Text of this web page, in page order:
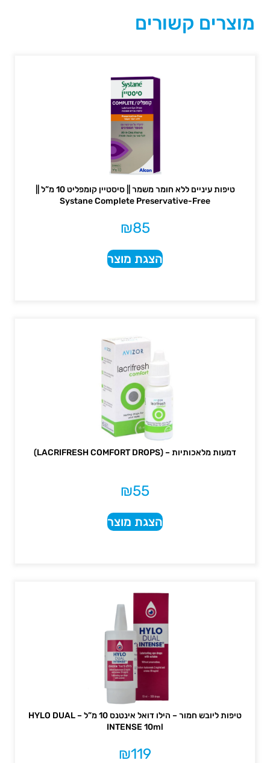
מוצרים קשורים
טיפות עיניים ללא חומר משמר || סיסטיין קומפליט 10 מ”ל ||
Systane Complete Preservative-Free
₪85
הצגת מוצר
דמעות מלאכותיות – (LACRIFRESH COMFORT DROPS)
₪55
הצגת מוצר
טיפות ליובש חמור – הילו דואל אינטנס 10 מ”ל – HYLO DUAL
INTENSE 10ml
₪119